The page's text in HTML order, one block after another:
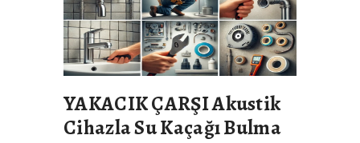
YAKACIK ÇARŞI Akustik
Cihazla Su Kaçağı Bulma